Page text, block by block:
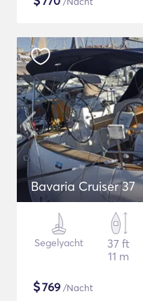
Bavaria Cruiser 37
Segelyacht
37 ft
11 m
$769 /Nacht